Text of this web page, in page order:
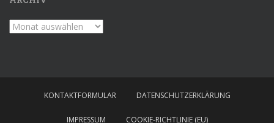
Archiv
KONTAKTFORMULAR DATENSCHUTZERKLÄRUNG
IMPRESSUM COOKIE-RICHTLINIE (EU)